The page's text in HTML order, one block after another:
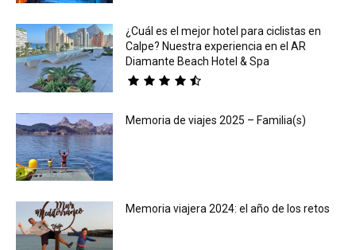
¿Cuál es el mejor hotel para ciclistas en
Calpe? Nuestra experiencia en el AR
Diamante Beach Hotel & Spa
Memoria de viajes 2025 – Familia(s)
Memoria viajera 2024: el año de los retos